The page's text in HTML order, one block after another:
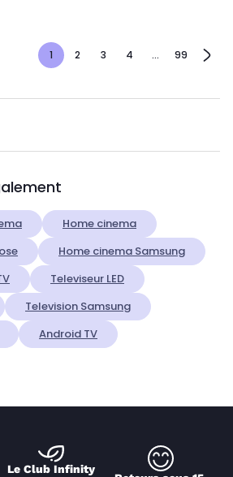
1 2 3 4 ... 99
Home cinema
Home cinema Samsung
Televiseur LED
Television Samsung
Android TV
Le Club Infinity